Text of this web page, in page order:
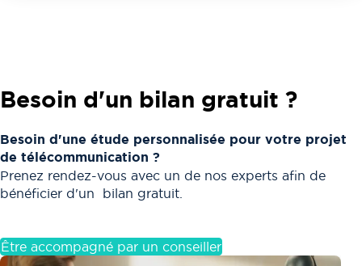
Besoin d'un bilan gratuit ?
Besoin d'une étude personnalisée pour votre projet
de télécommunication ?
Prenez rendez-vous avec un de nos experts afin de
bénéficier d'un bilan gratuit.
Être accompagné par un conseiller